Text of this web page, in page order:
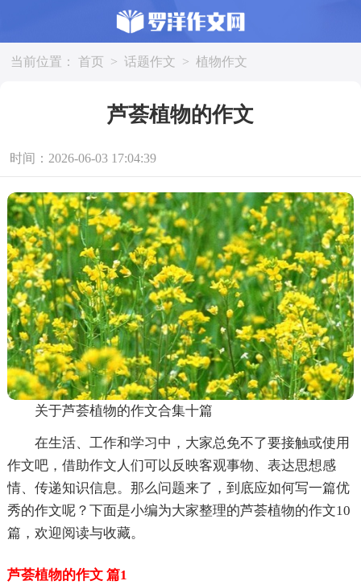
当前位置： 首页 > 话题作文 > 植物作文
芦荟植物的作文
时间：2026-06-03 17:04:39
关于芦荟植物的作文合集十篇
在生活、工作和学习中，大家总免不了要接触或使用
作文吧，借助作文人们可以反映客观事物、表达思想感
情、传递知识信息。那么问题来了，到底应如何写一篇优
秀的作文呢？下面是小编为大家整理的芦荟植物的作文10
篇，欢迎阅读与收藏。
芦荟植物的作文 篇1